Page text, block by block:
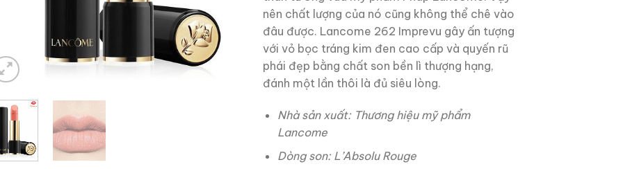
nên chất lượng của nó cũng không thể chê vào
đâu được. Lancome 262 Imprevu gây ấn tượng
với vỏ bọc tráng kim đen cao cấp và quyến rũ
phái đẹp bằng chất son bền lì thượng hạng,
đánh một lần thôi là đủ siêu lòng.
Nhà sản xuất: Thương hiệu mỹ phẩm
Lancome
Dòng son: L’Absolu Rouge